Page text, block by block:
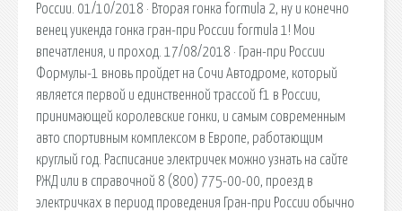
России. 01/10/2018 · Вторая гонка formula 2, ну и конечно
венец уикенда гонка гран-при России formula 1! Мои
впечатления, и проход. 17/08/2018 · Гран-при России
Формулы-1 вновь пройдет на Сочи Автодроме, который
является первой и единственной трассой f1 в России,
принимающей королевские гонки, и самым современным
авто спортивным комплексом в Европе, работающим
круглый год. Расписание электричек можно узнать на сайте
РЖД или в справочной 8 (800) 775-00-00, проезд в
электричках в период проведения Гран-при России обычно